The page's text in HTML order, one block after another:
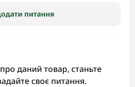
питання
даний товар, станьте
своє питання.